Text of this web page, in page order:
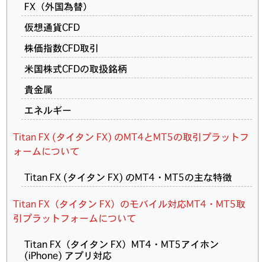
FX（外国為替）
仮想通貨CFD
株価指数CFD取引
米国株式CFDの取扱銘柄
貴金属
エネルギー
Titan FX (タイタン FX) のMT4とMT5の取引プラットフ
ォームについて
Titan FX (タイタン FX) のMT4・MT5の主な特徴
Titan FX（タイタン FX）のモバイル対応MT4・MT5取
引プラットフォームについて
Titan FX（タイタン FX）MT4・MT5アイホン
(iPhone) アプリ対応